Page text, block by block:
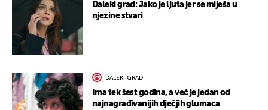
Daleki grad: Jako je ljuta jer se miješa u
njezine stvari
DALEKI GRAD
Ima tek šest godina, a već je jedan od
najnagrađivanijih dječjih glumaca